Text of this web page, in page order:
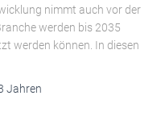
nimmt auch vor der
werden bis 2035
werden können. In diesen
Jahren